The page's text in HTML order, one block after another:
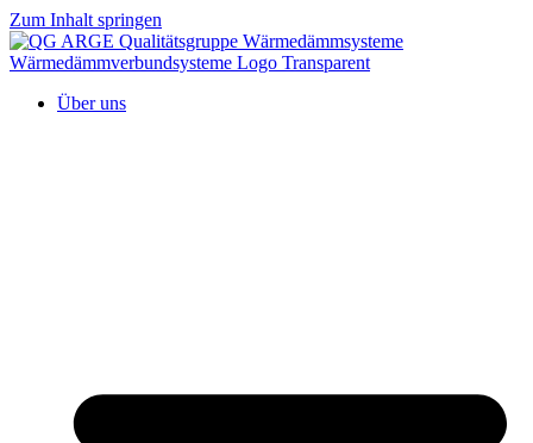
Zum Inhalt springen
Über uns